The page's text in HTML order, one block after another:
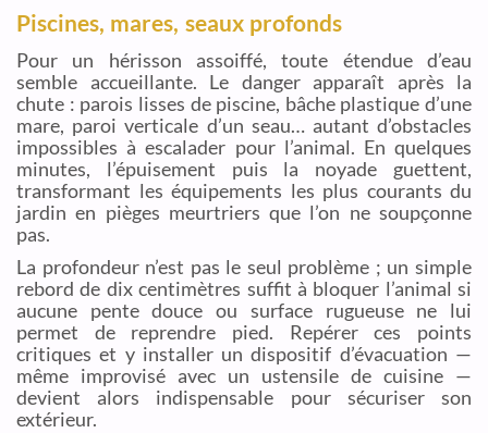
Piscines, mares, seaux profonds
Pour un hérisson assoiffé, toute étendue d’eau
semble accueillante. Le danger apparaît après la
chute : parois lisses de piscine, bâche plastique d’une
mare, paroi verticale d’un seau… autant d’obstacles
impossibles à escalader pour l’animal. En quelques
minutes, l’épuisement puis la noyade guettent,
transformant les équipements les plus courants du
jardin en pièges meurtriers que l’on ne soupçonne
pas.
La profondeur n’est pas le seul problème ; un simple
rebord de dix centimètres suffit à bloquer l’animal si
aucune pente douce ou surface rugueuse ne lui
permet de reprendre pied. Repérer ces points
critiques et y installer un dispositif d’évacuation —
même improvisé avec un ustensile de cuisine —
devient alors indispensable pour sécuriser son
extérieur.